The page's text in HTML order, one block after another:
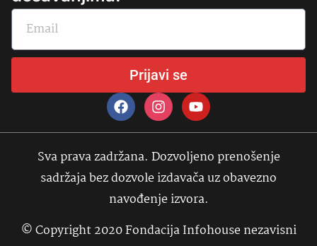
Prijavi se
Sva prava zadržana. Dozvoljeno prenošenje
sadržaja bez dozvole izdavača uz obavezno
navođenje izvora.
© Copyright 2020 Fondacija Infohouse nezavisni